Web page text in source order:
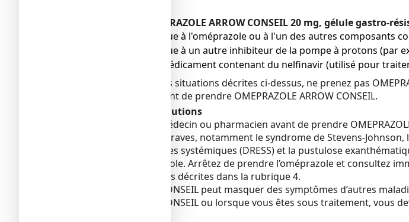
Ne prenez jamais OMEPRAZOLE ARROW CONSEIL 20 mg, gélule gastro-
● si vous êtes allergique à l'oméprazole ou à l'un des autres composants
● si vous êtes allergique à un autre inhibiteur de la pompe à protons (par
● si vous prenez un médicament contenant du nelfinavir (utilisé pour
Si vous êtes dans une des situations décrites ci-dessus, ne prenez pas
ou votre pharmacien avant de prendre OMEPRAZOLE ARROW CONSEIL.
Avertissements et précautions
Adressez-vous à votre médecin ou pharmacien avant de prendre
Des réactions cutanées graves, notamment le syndrome de Stevens-
éosinophilie et symptômes systémiques (DRESS) et la pustulose
traitement par l’oméprazole. Arrêtez de prendre l’oméprazole et consultez
réactions cutanées graves décrites dans la rubrique 4.
OMEPRAZOLE ARROW CONSEIL peut masquer des symptômes d’autres
OMEPRAZOLE ARROW CONSEIL ou lorsque vous êtes sous traitement,